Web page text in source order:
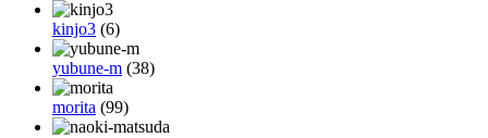
kinjo3 (6)
yubune-m (38)
morita (99)